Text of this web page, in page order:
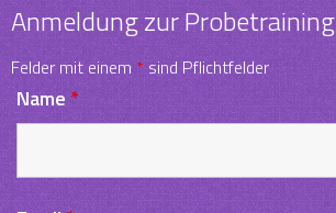
Anmeldung zur Probetraining
Felder mit einem *sind Pflichtfelder
Name*